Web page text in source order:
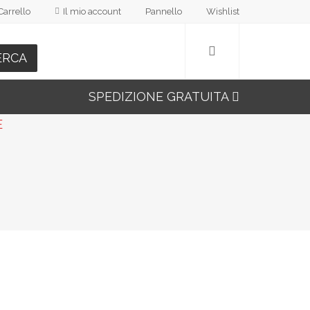
Il mio account Pannello Wishlist
SPEDIZIONE GRATUITA